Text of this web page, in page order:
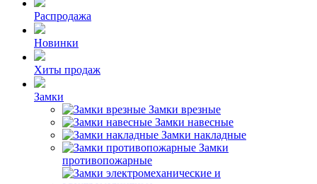
Распродажа
Новинки
Хиты продаж
Замки
Замки врезные
Замки навесные
Замки накладные
Замки
противопожарные